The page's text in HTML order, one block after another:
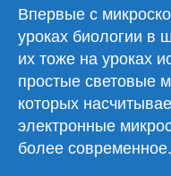
Впервые с
уроках биологии в
их тоже на уроках
простые световые
которых
электронные
более современное.